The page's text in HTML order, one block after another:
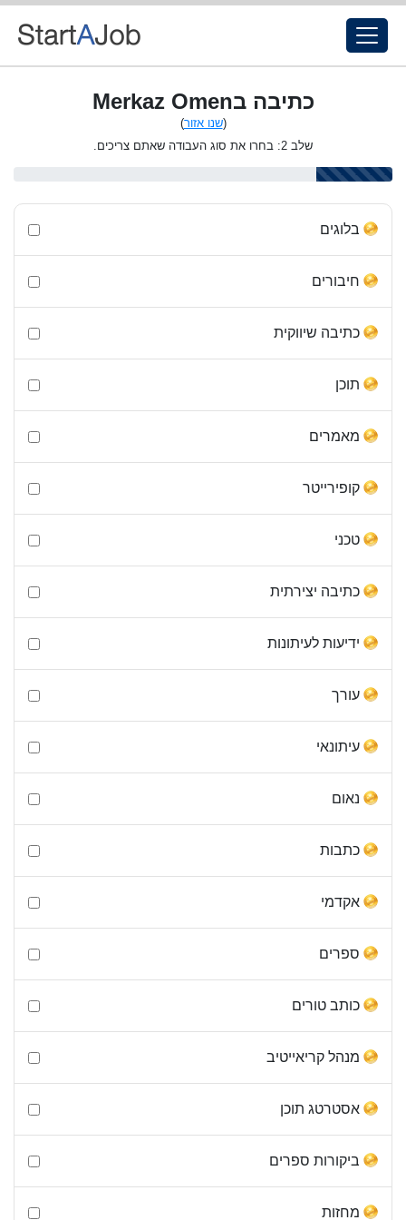
כתיבה בMerkaz Omen
(שנו אזור)
שלב 2: בחרו את סוג העבודה שאתם צריכים.
בלוגים
חיבורים
כתיבה שיווקית
תוכן
מאמרים
קופירייטר
טכני
כתיבה יצירתית
ידיעות לעיתונות
עורך
עיתונאי
נאום
כתבות
אקדמי
ספרים
כותב טורים
מנהל קריאייטיב
אסטרטג תוכן
ביקורות ספרים
מחזות